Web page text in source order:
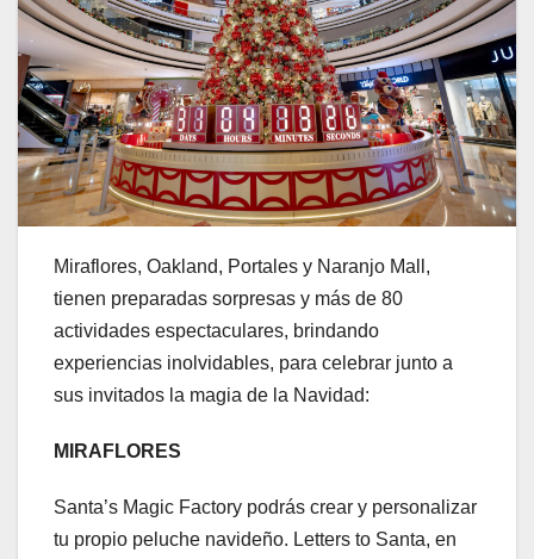
Miraflores, Oakland, Portales y Naranjo Mall,
tienen preparadas sorpresas y más de 80
actividades espectaculares, brindando
experiencias inolvidables, para celebrar junto a
sus invitados la magia de la Navidad:
MIRAFLORES
Santa’s Magic Factory podrás crear y personalizar
tu propio peluche navideño. Letters to Santa, en